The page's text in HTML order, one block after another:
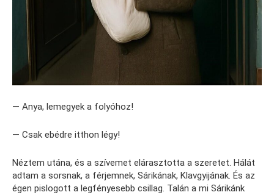
— Anya, lemegyek a folyóhoz!
— Csak ebédre itthon légy!
Néztem utána, és a szívemet elárasztotta a szeretet. Hálát
adtam a sorsnak, a férjemnek, Sárikának, Klavgyijának. És az
égen pislogott a legfényesebb csillag. Talán a mi Sárikánk